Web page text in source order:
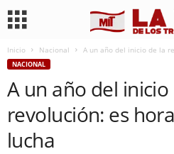
Inicio Nacional A un año del inicio de la
NACIONAL
A un año del inicio
revolución: es
lucha